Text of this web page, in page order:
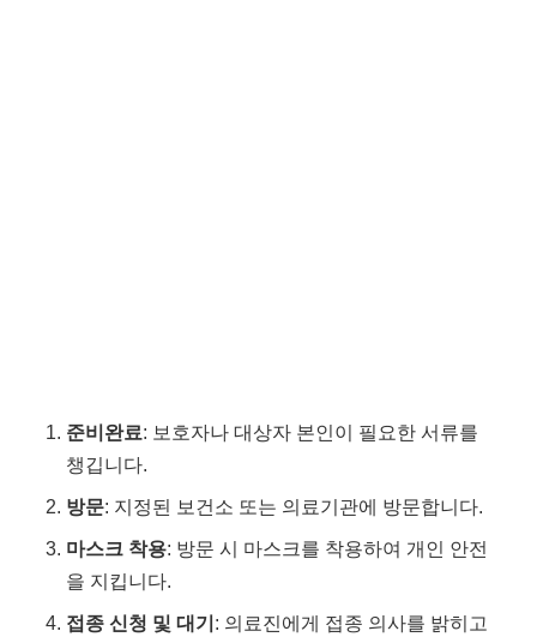
준비완료: 보호자나 대상자 본인이 필요한 서류를
챙깁니다.
방문: 지정된 보건소 또는 의료기관에 방문합니다.
마스크 착용: 방문 시 마스크를 착용하여 개인 안전
을 지킵니다.
접종 신청 및 대기 : 의료진에게 접종 의사를 밝히고